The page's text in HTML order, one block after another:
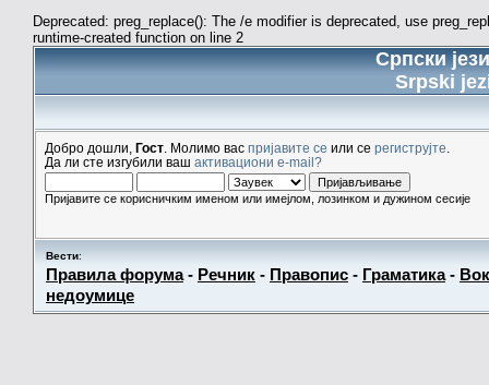
Deprecated: preg_replace(): The /e modifier is deprecated, use
runtime-created function on line 2
Српски
Srpski
Добро дошли, Гост . Молимо вас пријавите се или се региструјте
Да ли сте изгубили ваш активациони e-mail?
Пријавите се корисничким именом или имејлом, лозинком и дужином сесије
Вести:
Правила форума- Речник - Правопис - Граматика-
недоумице